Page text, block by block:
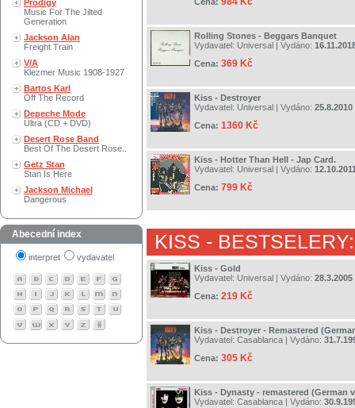
Prodigy
Music For The Jilted
Generation
Jackson Alan
Freight Train
V/A
Klezmer Music 1908-1927
Bartos Karl
Off The Record
Depeche Mode
Ultra (CD + DVD)
Desert Rose Band
Best Of The Desert Rose..
Getz Stan
Stan Is Here
Jackson Michael
Dangerous
Abecední index
interpret vydavatel
Rolling Stones - Beggars Banquet
Vydavatel: Universal | Vydáno:
Cena: 369 Kč
Kiss - Destroyer
Vydavatel: Universal | Vydáno: 25.8.2010
Cena: 1360 Kč
Kiss - Hotter Than Hell - Jap Card.
Vydavatel: Universal | Vydáno:
Cena: 799 Kč
KISS - BESTSELERY:
Kiss - Gold
Vydavatel: Universal | Vydáno: 28.3.2005
Cena: 219 Kč
Kiss - Destroyer - Remastered
Vydavatel: Casablanca | Vydáno:
Cena: 305 Kč
Kiss - Dynasty - remastered (German
Vydavatel: Casablanca | Vydáno: